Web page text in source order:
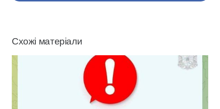
Схожі матеріали